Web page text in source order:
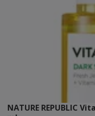
NATURE REPUBLIC